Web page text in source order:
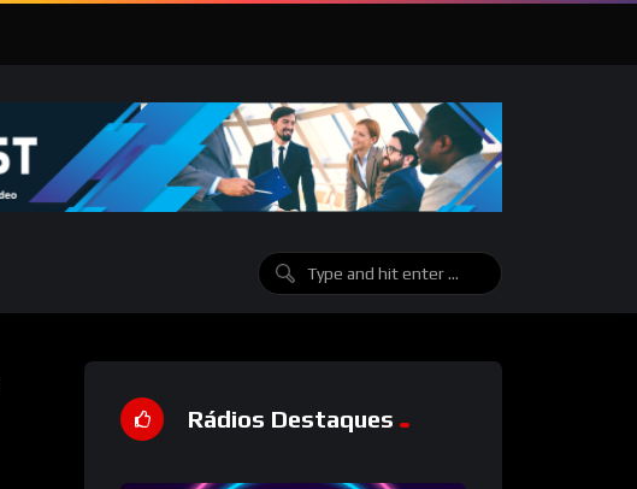
Rádios Destaques